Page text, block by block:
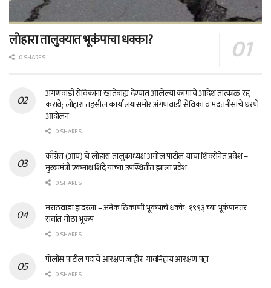
लोहारा तालुक्यात भूकंपाचा धक्का?
0 SHARES
अंगणवाडी सेविकांना खातेबाह्य देण्यात आलेल्या कामांचे आदेश तात्काळ रद्द
करावे; लोहारा तहसील कार्यालयासमोर अंगणवाडी सेविका व मदतनीसांचे धरणे
आंदोलन
0 SHARES
काँग्रेस (आय) चे लोहारा तालुकाध्यक्ष अमोल पाटील यांचा शिवसेनेत प्रवेश –
मुख्यमंत्री एकनाथ शिंदे यांच्या उपस्थितीत झाला प्रवेश
0 SHARES
मराठवाडा हादरला – अनेक ठिकाणी भूकंपाचे धक्के; १९९३ च्या भूकंपानंतर
सर्वात मोठा भूकंप
0 SHARES
पोलीस पाटील पदाचे आरक्षण जाहीर; गावनिहाय आरक्षण पहा
0 SHARES